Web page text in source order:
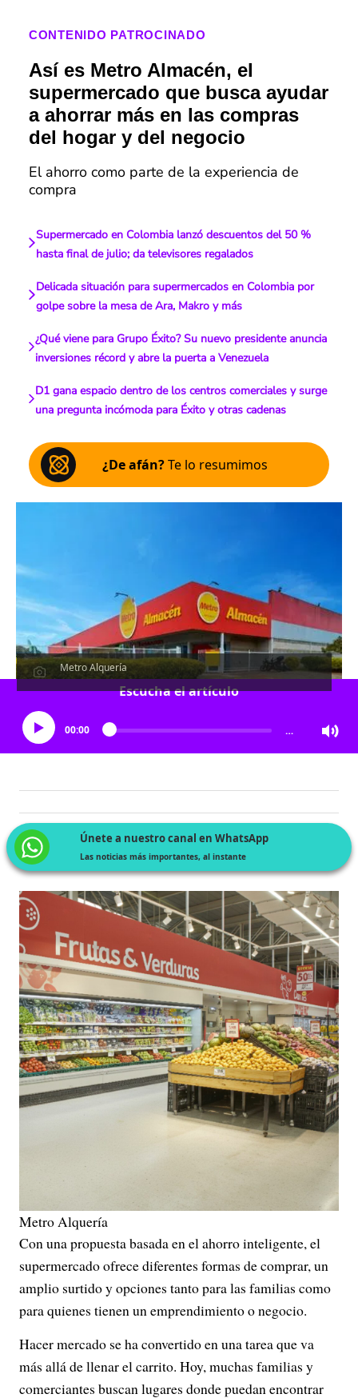
CONTENIDO PATROCINADO
Así es Metro Almacén, el
supermercado que busca ayudar
a ahorrar más en las compras
del hogar y del negocio
El ahorro como parte de la experiencia de
compra
Supermercado en Colombia lanzó descuentos del 50 %
hasta final de julio; da televisores regalados
Delicada situación para supermercados en Colombia por
golpe sobre la mesa de Ara, Makro y más
¿Qué viene para Grupo Éxito? Su nuevo presidente anuncia
inversiones récord y abre la puerta a Venezuela
D1 gana espacio dentro de los centros comerciales y surge
una pregunta incómoda para Éxito y otras cadenas
¿De afán?Te lo resumimos
Metro Alquería
Escucha el artículo
00:00 …
Únete a nuestro canal en WhatsApp
Las noticias más importantes, al instante
Metro Alquería
Con una propuesta basada en el ahorro inteligente, el
supermercado ofrece diferentes formas de comprar, un
amplio surtido y opciones tanto para las familias como
para quienes tienen un emprendimiento o negocio.
Hacer mercado se ha convertido en una tarea que va
más allá de llenar el carrito. Hoy, muchas familias y
comerciantes buscan lugares donde puedan encontrar